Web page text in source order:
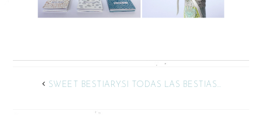
SWEET BESTIARY.SI TODAS LAS BESTIAS…